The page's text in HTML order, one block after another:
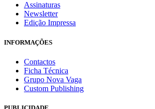
Assinaturas
Newsletter
Edição Impressa
INFORMAÇÕES
Contactos
Ficha Técnica
Grupo Nova Vaga
Custom Publishing